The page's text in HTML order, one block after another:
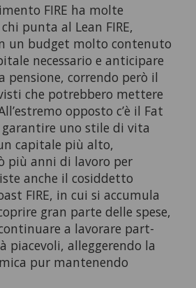
FIRE ha molte
punta al Lean FIRE,
un budget molto contenuto
necessario e anticipare
pensione, correndo però il
che potrebbero mettere
opposto c’è il Fat
garantire uno stile di vita
capitale più alto,
più anni di lavoro per
anche il cosiddetto
FIRE, in cui si accumula
gran parte delle spese,
a lavorare part-
alleggerendo la
pur mantenendo